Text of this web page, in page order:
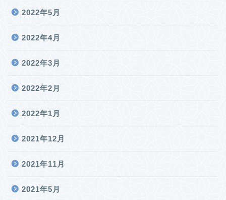
2022年5月
2022年4月
2022年3月
2022年2月
2022年1月
2021年12月
2021年11月
2021年5月